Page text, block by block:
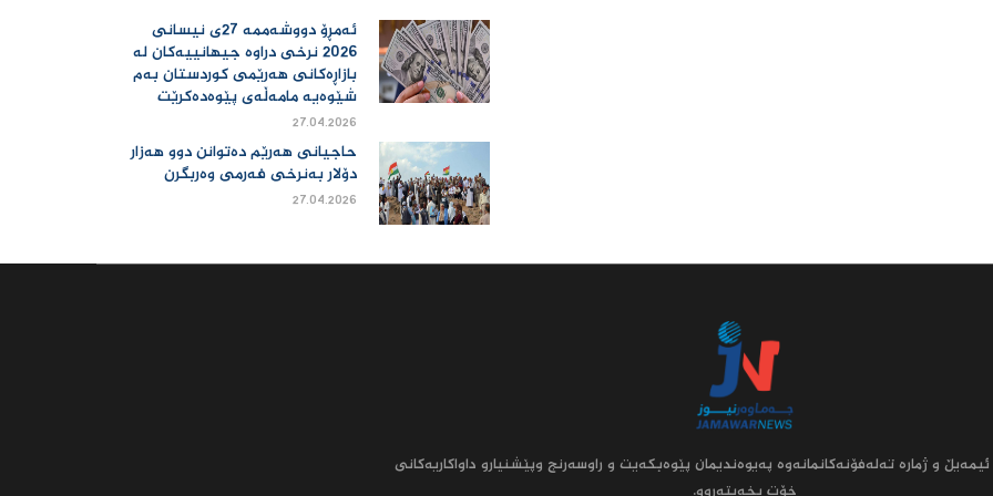
ئەمڕۆ دووشەممە 27ی نیسانی
2026 نرخی دراوە جیهانییەكان لە
بازاڕەكانی هەرێمی كوردستان بەم
شێوەیە مامەڵەی پێوەدەكرێت
27.04.2026
حاجیانی هەرێم دەتوانن دوو هەزار
دۆلار بەنرخی فەرمی وەربگرن
27.04.2026
و ژماره‌ ته‌له‌فۆنه‌کانمانه‌وه‌ په‌یوه‌ندیمان پێوه‌بکه‌یت و راوسه‌رنج وپێشنیارو داواکاریه‌کانى
خۆت بخه‌یته‌روو.